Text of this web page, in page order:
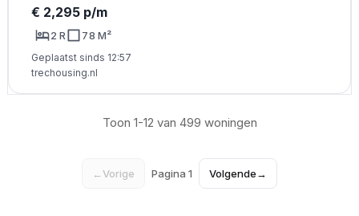
€ 2,295 p/m
2 R 78 M²
Geplaatst sinds 12:57
trechousing.nl
Toon 1-12 van 499 woningen
←Vorige Pagina 1 Volgende→